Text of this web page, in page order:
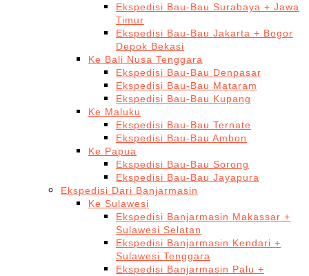
Ekspedisi Bau-Bau Surabaya + Jawa
Timur
Ekspedisi Bau-Bau Jakarta + Bogor
Depok Bekasi
Ke Bali Nusa Tenggara
Ekspedisi Bau-Bau Denpasar
Ekspedisi Bau-Bau Mataram
Ekspedisi Bau-Bau Kupang
Ke Maluku
Ekspedisi Bau-Bau Ternate
Ekspedisi Bau-Bau Ambon
Ke Papua
Ekspedisi Bau-Bau Sorong
Ekspedisi Bau-Bau Jayapura
Ekspedisi Dari Banjarmasin
Ke Sulawesi
Ekspedisi Banjarmasin Makassar +
Sulawesi Selatan
Ekspedisi Banjarmasin Kendari +
Sulawesi Tenggara
Ekspedisi Banjarmasin Palu +